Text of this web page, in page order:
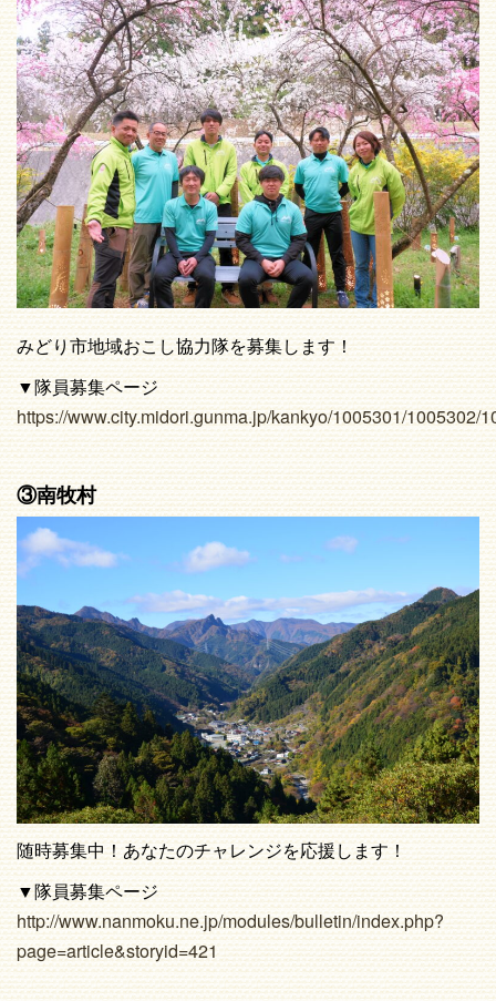
みどり市地域おこし協力隊を募集します！
▼隊員募集ページ
https://www.city.midori.gunma.jp/kankyo/1005301/1005302/
③南牧村
随時募集中！あなたのチャレンジを応援します！
▼隊員募集ページ
http://www.nanmoku.ne.jp/modules/bulletin/index.php?
page=article&storyid=421